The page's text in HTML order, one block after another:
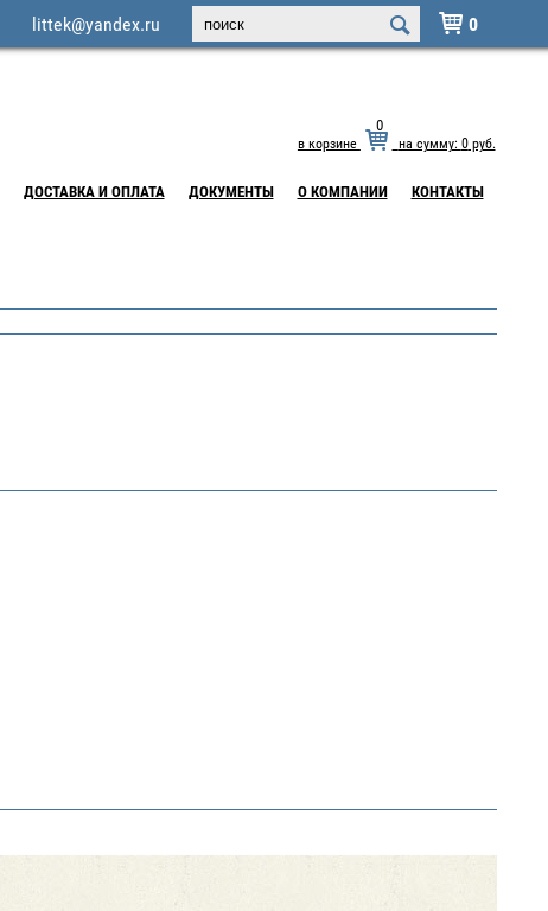
 0
littek@yandex.ru
в корзине
0
на сумму: 0руб.
ДОСТАВКА И ОПЛАТА ДОКУМЕНТЫ О КОМПАНИИ КОНТАКТЫ